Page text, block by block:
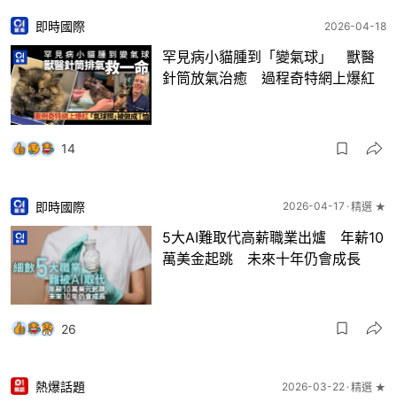
即時國際 2026-04-18
罕見病小貓腫到「變氣球」 獸醫
針筒放氣治癒 過程奇特網上爆紅
14
即時國際 2026-04-17 精選 ★
5大AI難取代高薪職業出爐 年薪10
萬美金起跳 未來十年仍會成長
26
熱爆話題 2026-03-22 精選 ★